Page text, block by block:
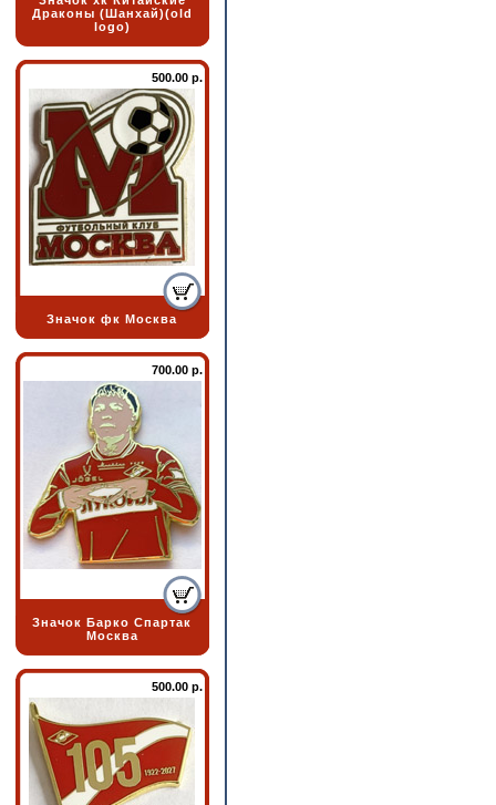
Драконы (Шанхай)(old
logo)
500.00 р.
Значок фк Москва
700.00 р.
Значок Барко Спартак
Москва
500.00 р.